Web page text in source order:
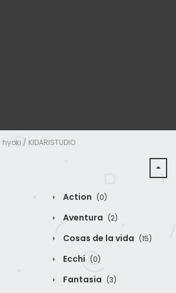
/ KIDARISTUDIO
Action (0)
Aventura (2)
Cosas de la vida (15)
Ecchi (0)
Fantasia (3)